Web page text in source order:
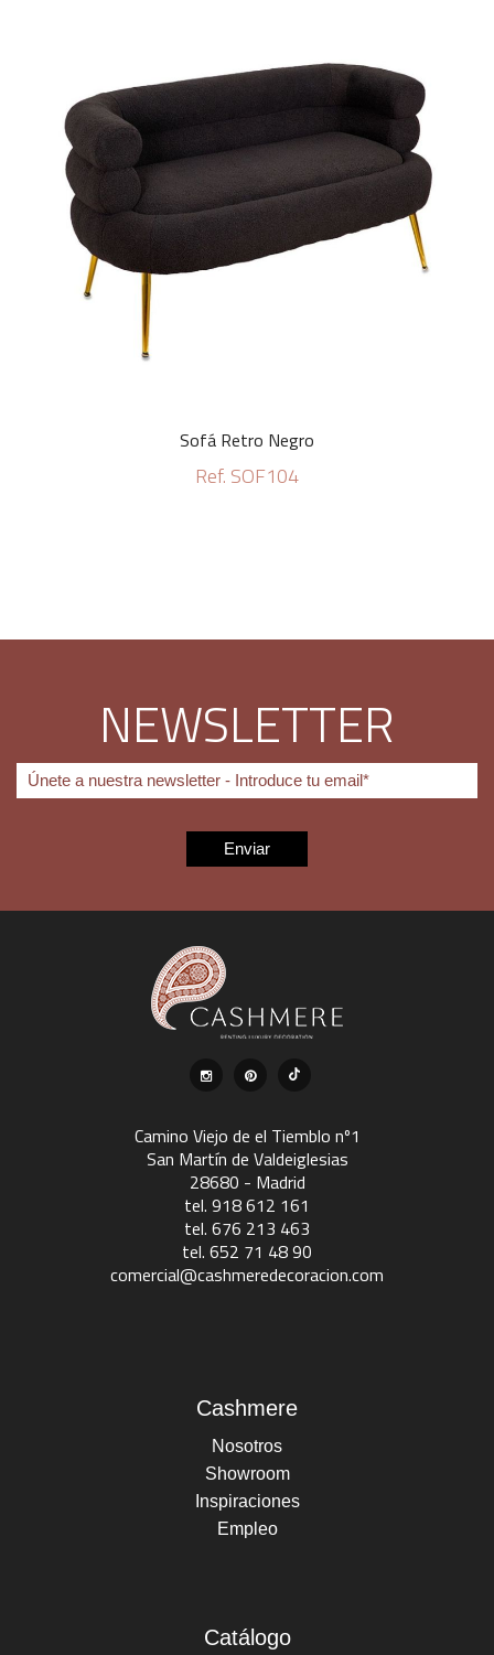
Sofá Retro Negro
Ref. SOF104
NEWSLETTER
Camino Viejo de el Tiemblo nº1
San Martín de Valdeiglesias
28680 - Madrid
tel. 918 612 161
tel. 676 213 463
tel. 652 71 48 90
comercial@cashmeredecoracion.com
Cashmere
Nosotros
Showroom
Inspiraciones
Empleo
Catálogo